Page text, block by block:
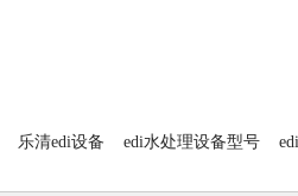
乐清edi设备 edi水处理设备型号